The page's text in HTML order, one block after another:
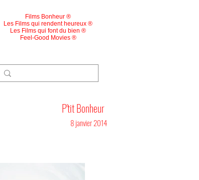
Films Bonheur ®
Les Films qui rendent heureux ®
Les Films qui font du bien ®
Feel-Good Movies ®
P'tit Bonheur
8 janvier 2014